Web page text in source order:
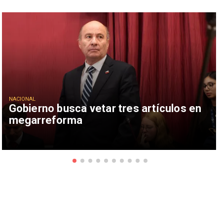
Gobierno busca vetar tres artículos en
megarreforma
NACIONAL